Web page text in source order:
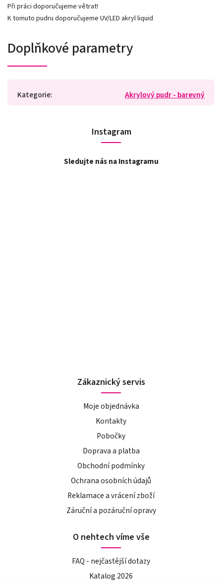
Při práci doporučujeme větrat!
K tomuto pudru doporučujeme UV/LED akryl liquid
Doplňkové parametry
Kategorie: Akrylový pudr - barevný
Instagram
Sledujte nás na Instagramu
Zákaznický servis
Moje objednávka
Kontakty
Pobočky
Doprava a platba
Obchodní podmínky
Ochrana osobních údajů
Reklamace a vrácení zboží
Záruční a pozáruční opravy
O nehtech víme vše
FAQ - nejčastější dotazy
Katalog 2026